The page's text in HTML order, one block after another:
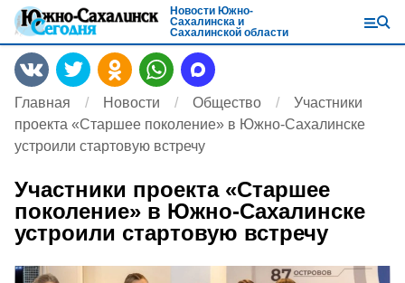
Новости Южно-
Сахалинска и
Сахалинской области
Главная Новости Общество
Участники
проекта «Старшее поколение» в Южно-Сахалинске
устроили стартовую встречу
Участники проекта «Старшее
поколение» в Южно-Сахалинске
устроили стартовую встречу